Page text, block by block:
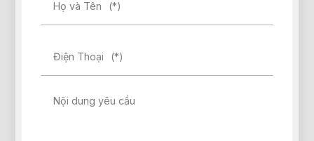
Họ và Tên (*)
Điện Thoại (*)
Nội dung yêu cầu